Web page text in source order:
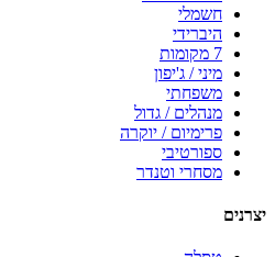
חשמלי
היברידי
7 מקומות
מיני / ג'יפון
משפחתי
מנהלים / גדול
פרימיום / יוקרה
ספורטיבי
מסחרי וטנדר
יצרנים